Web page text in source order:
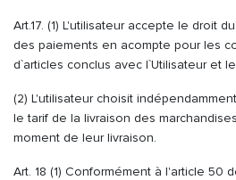
Art.17. (1) L'utilisateur accepte le droit
des paiements en acompte pour les
d`articles conclus avec l`Utilisateur et
(2) L'utilisateur choisit
le tarif de la livraison des
moment de leur livraison.
Art. 18 (1) Conformément à l'article 50